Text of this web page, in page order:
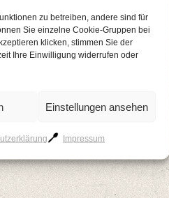
zu betreiben, andere sind für
Sie einzelne Cookie-Gruppen bei
klicken, stimmen Sie der
Ihre Einwilligung widerrufen oder
Einstellungen ansehen
Impressum
Cookie-Richtlinie